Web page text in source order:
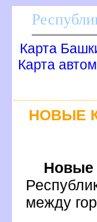
Карта
Карта
НОВЫЕ
Новые
между